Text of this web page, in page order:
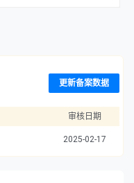
更新备案数据
审核日期
2025-02-17